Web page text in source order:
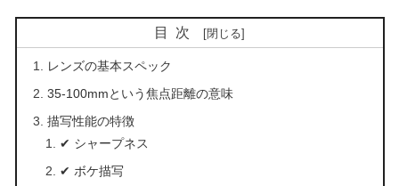
目次
レンズの基本スペック
35-100mmという焦点距離の意味
描写性能の特徴
✔ シャープネス
✔ ボケ描写